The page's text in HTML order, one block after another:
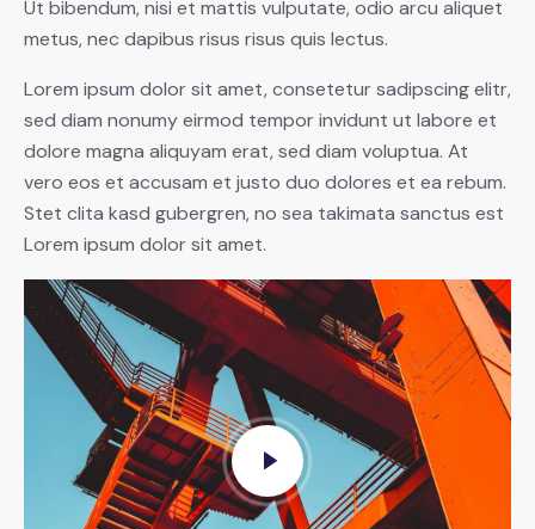
Ut bibendum, nisi et mattis vulputate, odio arcu aliquet
metus, nec dapibus risus risus quis lectus.
Lorem ipsum dolor sit amet, consetetur sadipscing elitr,
sed diam nonumy eirmod tempor invidunt ut labore et
dolore magna aliquyam erat, sed diam voluptua. At
vero eos et accusam et justo duo dolores et ea rebum.
Stet clita kasd gubergren, no sea takimata sanctus est
Lorem ipsum dolor sit amet.